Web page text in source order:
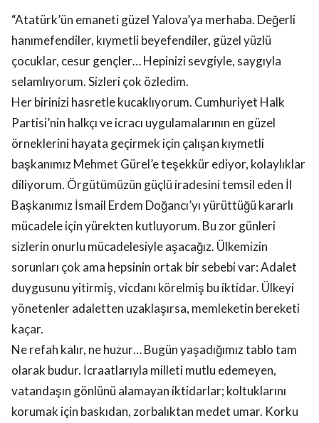
“Atatürk’ün emaneti güzel Yalova’ya merhaba. Değerli
hanımefendiler, kıymetli beyefendiler, güzel yüzlü
çocuklar, cesur gençler… Hepinizi sevgiyle, saygıyla
selamlıyorum. Sizleri çok özledim.
Her birinizi hasretle kucaklıyorum. Cumhuriyet Halk
Partisi’nin halkçı ve icracı uygulamalarının en güzel
örneklerini hayata geçirmek için çalışan kıymetli
başkanımız Mehmet Gürel’e teşekkür ediyor, kolaylıklar
diliyorum. Örgütümüzün güçlü iradesini temsil eden İl
Başkanımız İsmail Erdem Doğancı’yı yürüttüğü kararlı
mücadele için yürekten kutluyorum. Bu zor günleri
sizlerin onurlu mücadelesiyle aşacağız. Ülkemizin
sorunları çok ama hepsinin ortak bir sebebi var: Adalet
duygusunu yitirmiş, vicdanı körelmiş bu iktidar. Ülkeyi
yönetenler adaletten uzaklaşırsa, memleketin bereketi
kaçar.
Ne refah kalır, ne huzur… Bugün yaşadığımız tablo tam
olarak budur. İcraatlarıyla milleti mutlu edemeyen,
vatandaşın gönlünü alamayan iktidarlar; koltuklarını
korumak için baskıdan, zorbalıktan medet umar. Korku